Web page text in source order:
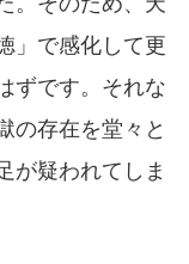
」で感化して更
ずです。それな
の存在を堂々と
が疑われてしま